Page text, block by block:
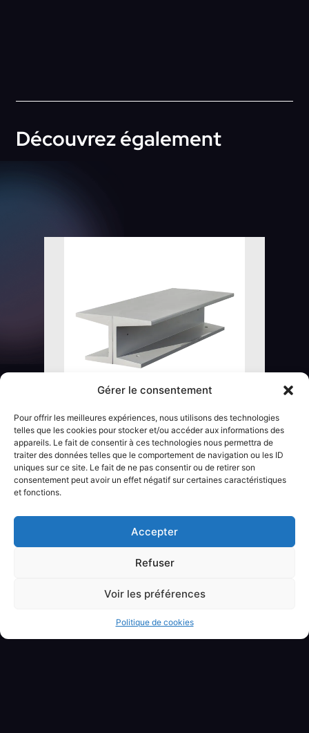
Gérer le consentement
Pour offrir les meilleures expériences, nous utilisons des technologies
telles que les cookies pour stocker et/ou accéder aux informations des
appareils. Le fait de consentir à ces technologies nous permettra de
traiter des données telles que le comportement de navigation ou les ID
uniques sur ce site. Le fait de ne pas consentir ou de retirer son
consentement peut avoir un effet négatif sur certaines caractéristiques
et fonctions.
Accepter
Refuser
Voir les préférences
Politique de cookies
Découvrez également
BANQUETTE DOUBLE « BEAM »
DÉCOUVRIR